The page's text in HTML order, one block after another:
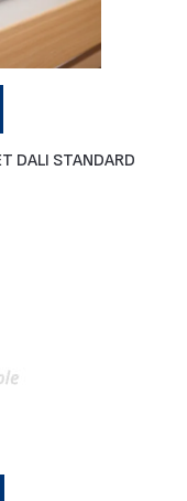
DALI STANDARD